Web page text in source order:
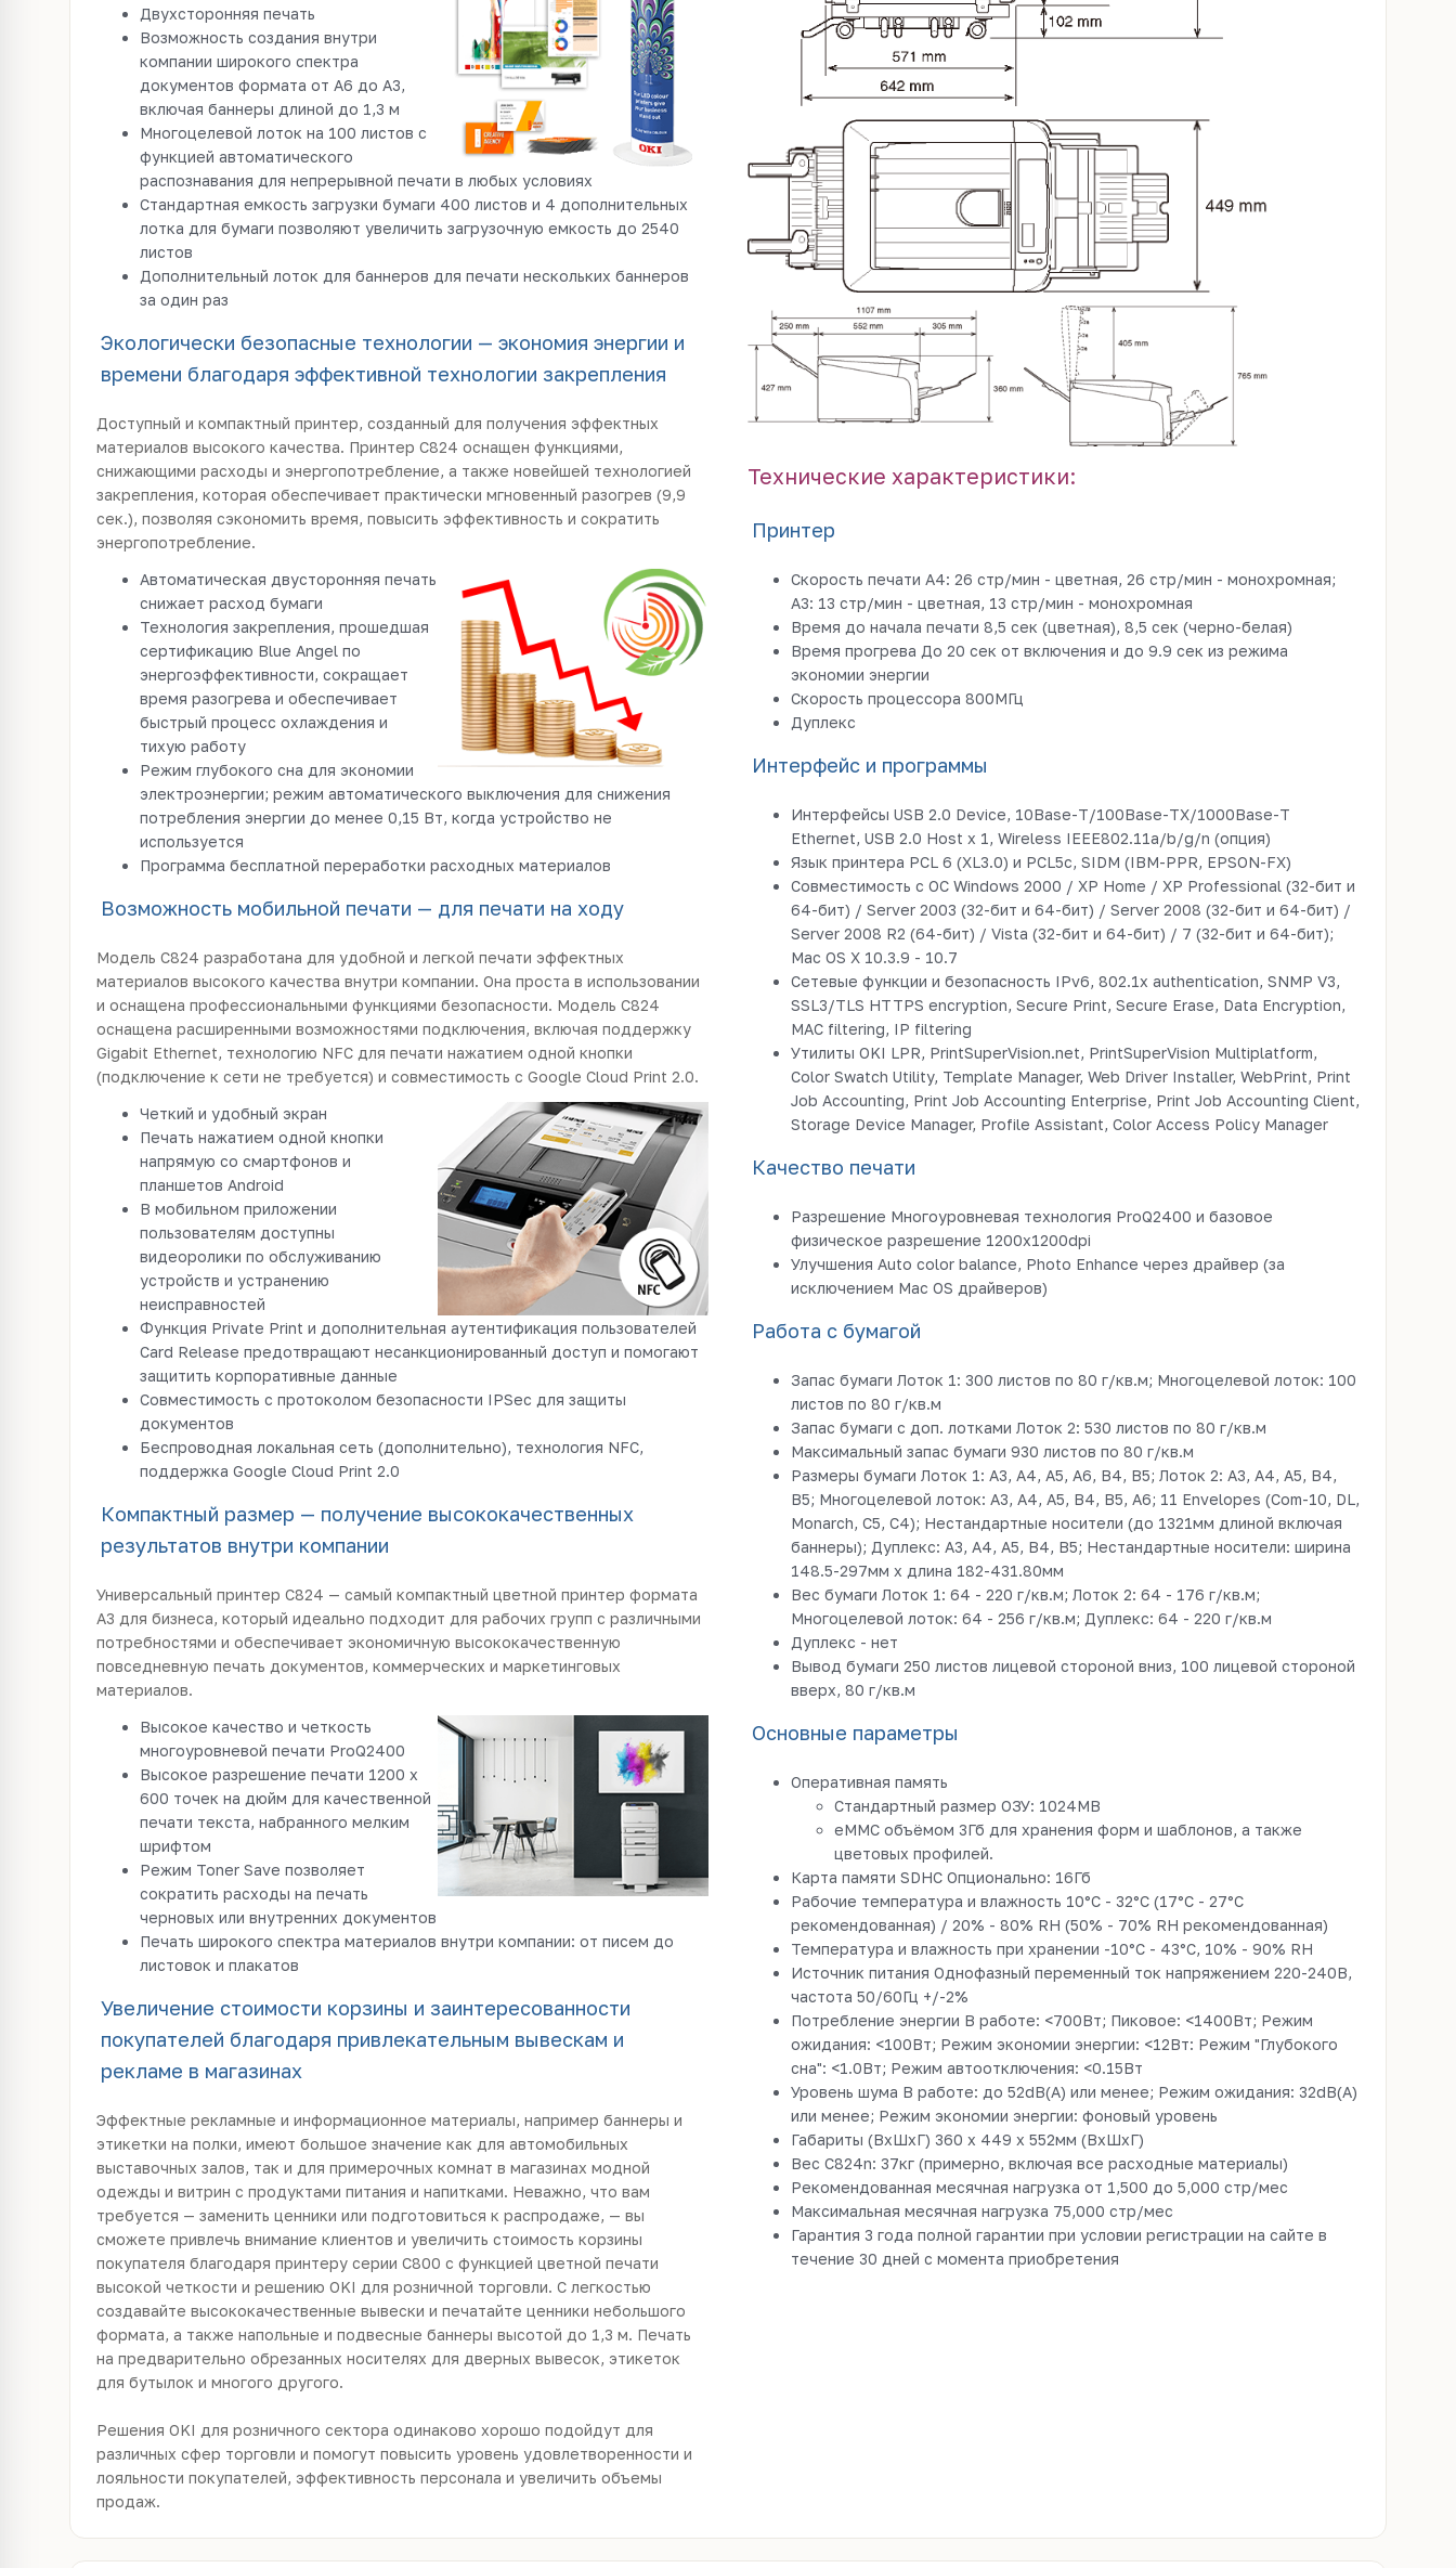
Двухсторонняя печать
Возможность создания внутри
компании широкого спектра
документов формата от A6 до A3,
включая баннеры длиной до 1,3 м
Многоцелевой лоток на 100 листов с
функцией автоматического
распознавания для непрерывной печати в любых условиях
Стандартная емкость загрузки бумаги 400 листов и 4 дополнительных
лотка для бумаги позволяют увеличить загрузочную емкость до 2540
листов
Дополнительный лоток для баннеров для печати нескольких баннеров
за один раз
Экологически безопасные технологии — экономия энергии и
времени благодаря эффективной технологии закрепления
Доступный и компактный принтер, созданный для получения эффектных
материалов высокого качества. Принтер C824 оснащен функциями,
снижающими расходы и энергопотребление, а также новейшей технологией
закрепления, которая обеспечивает практически мгновенный разогрев (9,9
сек.), позволяя сэкономить время, повысить эффективность и сократить
энергопотребление.
Автоматическая двусторонняя печать
снижает расход бумаги
Технология закрепления, прошедшая
сертификацию Blue Angel по
энергоэффективности, сокращает
время разогрева и обеспечивает
быстрый процесс охлаждения и
тихую работу
Режим глубокого сна для экономии
электроэнергии; режим автоматического выключения для снижения
потребления энергии до менее 0,15 Вт, когда устройство не
используется
Программа бесплатной переработки расходных материалов
Возможность мобильной печати — для печати на ходу
Модель C824 разработана для удобной и легкой печати эффектных
материалов высокого качества внутри компании. Она проста в использовании
и оснащена профессиональными функциями безопасности. Модель C824
оснащена расширенными возможностями подключения, включая поддержку
Gigabit Ethernet, технологию NFC для печати нажатием одной кнопки
(подключение к сети не требуется) и совместимость с Google Cloud Print 2.0.
Четкий и удобный экран
Печать нажатием одной кнопки
напрямую со смартфонов и
планшетов Android
В мобильном приложении
пользователям доступны
видеоролики по обслуживанию
устройств и устранению
неисправностей
Функция Private Print и дополнительная аутентификация пользователей
Card Release предотвращают несанкционированный доступ и помогают
защитить корпоративные данные
Совместимость с протоколом безопасности IPSec для защиты
документов
Беспроводная локальная сеть (дополнительно), технология NFC,
поддержка Google Cloud Print 2.0
Компактный размер — получение высококачественных
результатов внутри компании
Универсальный принтер C824 — самый компактный цветной принтер формата
A3 для бизнеса, который идеально подходит для рабочих групп с различными
потребностями и обеспечивает экономичную высококачественную
повседневную печать документов, коммерческих и маркетинговых
материалов.
Высокое качество и четкость
многоуровневой печати ProQ2400
Высокое разрешение печати 1200 x
600 точек на дюйм для качественной
печати текста, набранного мелким
шрифтом
Режим Toner Save позволяет
сократить расходы на печать
черновых или внутренних документов
Печать широкого спектра материалов внутри компании: от писем до
листовок и плакатов
Увеличение стоимости корзины и заинтересованности
покупателей благодаря привлекательным вывескам и
рекламе в магазинах
Эффектные рекламные и информационное материалы, например баннеры и
этикетки на полки, имеют большое значение как для автомобильных
выставочных залов, так и для примерочных комнат в магазинах модной
одежды и витрин с продуктами питания и напитками. Неважно, что вам
требуется — заменить ценники или подготовиться к распродаже, — вы
сможете привлечь внимание клиентов и увеличить стоимость корзины
покупателя благодаря принтеру серии C800 с функцией цветной печати
высокой четкости и решению OKI для розничной торговли. С легкостью
создавайте высококачественные вывески и печатайте ценники небольшого
формата, а также напольные и подвесные баннеры высотой до 1,3 м. Печать
на предварительно обрезанных носителях для дверных вывесок, этикеток
для бутылок и многого другого.
Решения OKI для розничного сектора одинаково хорошо подойдут для
различных сфер торговли и помогут повысить уровень удовлетворенности и
лояльности покупателей, эффективность персонала и увеличить объемы
продаж.
Технические характеристики:
Принтер
Скорость печати A4: 26 стр/мин - цветная, 26 стр/мин - монохромная;
A3: 13 стр/мин - цветная, 13 стр/мин - монохромная
Время до начала печати 8,5 сек (цветная), 8,5 сек (черно-белая)
Время прогрева До 20 сек от включения и до 9.9 сек из режима
экономии энергии
Скорость процессора 800MГц
Дуплекс
Интерфейс и программы
Интерфейсы USB 2.0 Device, 10Base-T/100Base-TX/1000Base-T
Ethernet, USB 2.0 Host x 1, Wireless IEEE802.11a/b/g/n (опция)
Язык принтера PCL 6 (XL3.0) и PCL5c, SIDM (IBM-PPR, EPSON-FX)
Совместимость с ОС Windows 2000 / XP Home / XP Professional (32-бит и
64-бит) / Server 2003 (32-бит и 64-бит) / Server 2008 (32-бит и 64-бит) /
Server 2008 R2 (64-бит) / Vista (32-бит и 64-бит) / 7 (32-бит и 64-бит);
Mac OS X 10.3.9 - 10.7
Сетевые функции и безопасность IPv6, 802.1x authentication, SNMP V3,
SSL3/TLS HTTPS encryption, Secure Print, Secure Erase, Data Encryption,
MAC filtering, IP filtering
Утилиты OKI LPR, PrintSuperVision.net, PrintSuperVision Multiplatform,
Color Swatch Utility, Template Manager, Web Driver Installer, WebPrint, Print
Job Accounting, Print Job Accounting Enterprise, Print Job Accounting Client,
Storage Device Manager, Profile Assistant, Color Access Policy Manager
Качество печати
Разрешение Многоуровневая технология ProQ2400 и базовое
физическое разрешение 1200x1200dpi
Улучшения Auto color balance, Photo Enhance через драйвер (за
исключением Mac OS драйверов)
Работа с бумагой
Запас бумаги Лоток 1: 300 листов по 80 г/кв.м; Многоцелевой лоток: 100
листов по 80 г/кв.м
Запас бумаги с доп. лотками Лоток 2: 530 листов по 80 г/кв.м
Максимальный запас бумаги 930 листов по 80 г/кв.м
Размеры бумаги Лоток 1: A3, A4, A5, A6, B4, B5; Лоток 2: A3, A4, A5, B4,
B5; Многоцелевой лоток: A3, A4, A5, B4, B5, A6; 11 Envelopes (Com-10, DL,
Monarch, C5, C4); Нестандартные носители (до 1321мм длиной включая
баннеры); Дуплекс: A3, A4, A5, B4, B5; Нестандартные носители: ширина
148.5-297мм х длина 182-431.80мм
Вес бумаги Лоток 1: 64 - 220 г/кв.м; Лоток 2: 64 - 176 г/кв.м;
Многоцелевой лоток: 64 - 256 г/кв.м; Дуплекс: 64 - 220 г/кв.м
Дуплекс - нет
Вывод бумаги 250 листов лицевой стороной вниз, 100 лицевой стороной
вверх, 80 г/кв.м
Основные параметры
Оперативная память
Стандартный размер ОЗУ: 1024MB
eMMC объёмом 3Гб для хранения форм и шаблонов, а также
цветовых профилей.
Карта памяти SDHC Опционально: 16Гб
Рабочие температура и влажность 10°C - 32°C (17°C - 27°C
рекомендованная) / 20% - 80% RH (50% - 70% RH рекомендованная)
Температура и влажность при хранении -10°C - 43°C, 10% - 90% RH
Источник питания Однофазный переменный ток напряжением 220-240В,
частота 50/60Гц +/-2%
Потребление энергии В работе: <700Вт; Пиковое: <1400Вт; Режим
ожидания: <100Вт; Режим экономии энергии: <12Вт: Режим "Глубокого
сна": <1.0Вт; Режим автоотключения: <0.15Вт
Уровень шума В работе: до 52dB(A) или менее; Режим ожидания: 32dB(A)
или менее; Режим экономии энергии: фоновый уровень
Габариты (ВxШxГ) 360 x 449 x 552мм (ВхШхГ)
Вес C824n: 37кг (примерно, включая все расходные материалы)
Рекомендованная месячная нагрузка от 1,500 до 5,000 стр/мес
Максимальная месячная нагрузка 75,000 стр/мес
Гарантия 3 года полной гарантии при условии регистрации на сайте в
течение 30 дней с момента приобретения